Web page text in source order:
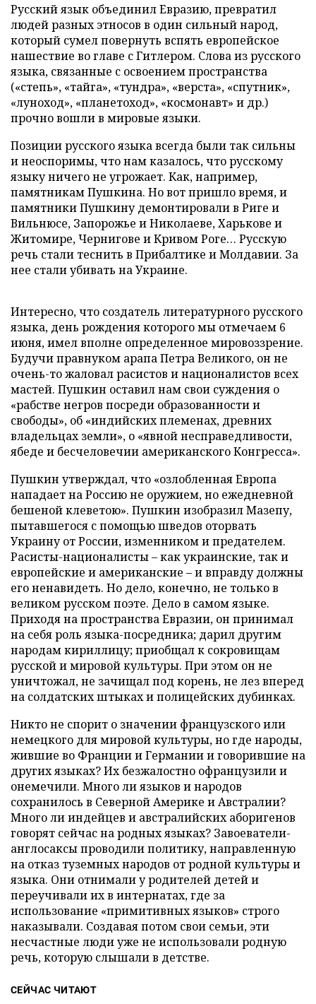
Русский язык объединил Евразию, превратил
людей разных этносов в один сильный народ,
который сумел повернуть вспять европейское
нашествие во главе с Гитлером. Слова из русского
языка, связанные с освоением пространства
(«степь», «тайга», «тундра», «верста», «спутник»,
«луноход», «планетоход», «космонавт» и др.)
прочно вошли в мировые языки.
Позиции русского языка всегда были так сильны
и неоспоримы, что нам казалось, что русскому
языку ничего не угрожает. Как, например,
памятникам Пушкина. Но вот пришло время, и
памятники Пушкину демонтировали в Риге и
Вильнюсе, Запорожье и Николаеве, Харькове и
Житомире, Чернигове и Кривом Роге… Русскую
речь стали теснить в Прибалтике и Молдавии. За
нее стали убивать на Украине.
Интересно, что создатель литературного русского
языка, день рождения которого мы отмечаем 6
июня, имел вполне определенное мировоззрение.
Будучи правнуком арапа Петра Великого, он не
очень-то жаловал расистов и националистов всех
мастей. Пушкин оставил нам свои суждения о
«рабстве негров посреди образованности и
свободы», об «индийских племенах, древних
владельцах земли», о «явной несправедливости,
ябеде и бесчеловечии американского Конгресса».
Пушкин утверждал, что «озлобленная Европа
нападает на Россию не оружием, но ежедневной
бешеной клеветою». Пушкин изобразил Мазепу,
пытавшегося с помощью шведов оторвать
Украину от России, изменником и предателем.
Расисты-националисты – как украинские, так и
европейские и американские – и вправду должны
его ненавидеть. Но дело, конечно, не только в
великом русском поэте. Дело в самом языке.
Приходя на пространства Евразии, он принимал
на себя роль языка-посредника; дарил другим
народам кириллицу; приобщал к сокровищам
русской и мировой культуры. При этом он не
уничтожал, не зачищал под корень, не лез вперед
на солдатских штыках и полицейских дубинках.
Никто не спорит о значении французского или
немецкого для мировой культуры, но где народы,
жившие во Франции и Германии и говорившие на
других языках? Их безжалостно офранцузили и
онемечили. Много ли языков и народов
сохранилось в Северной Америке и Австралии?
Много ли индейцев и австралийских аборигенов
говорят сейчас на родных языках? Завоеватели-
англосаксы проводили политику, направленную
на отказ туземных народов от родной культуры и
языка. Они отнимали у родителей детей и
переучивали их в интернатах, где за
использование «примитивных языков» строго
наказывали. Создавая потом свои семьи, эти
несчастные люди уже не использовали родную
речь, которую слышали в детстве.
СЕЙЧАС ЧИТАЮТ